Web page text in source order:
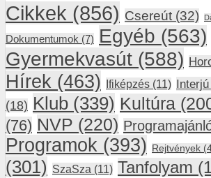
Cikkek (856) Csereút (32)
Dokumentumok (7) Egyéb (563)
Gyermekvasút (588)
Hírek (463) Ifiképzés (11) Interjú
(18) Klub (339) Kultúra
(76) NVP (220)
Programok (393) Rejtvények
(301) SzaSza (11) Tanfolyam